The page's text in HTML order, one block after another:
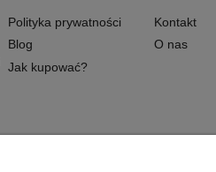
Polityka prywatności
Blog
Jak kupować?
Kontakt
O nas